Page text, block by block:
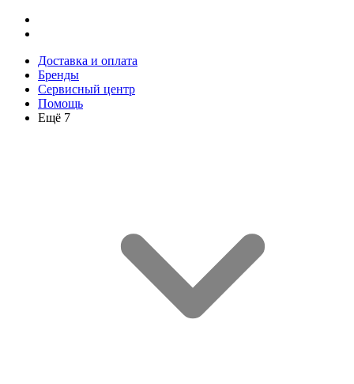
Доставка и оплата
Бренды
Сервисный центр
Помощь
Ещё 7